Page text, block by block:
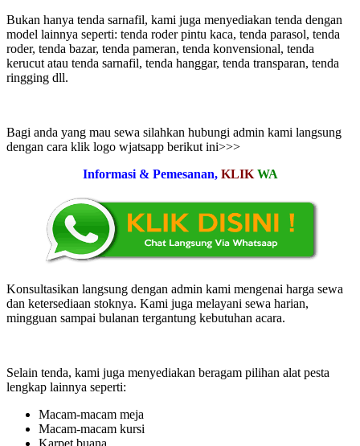
Bukan hanya tenda sarnafil, kami juga menyediakan tenda dengan
model lainnya seperti: tenda roder pintu kaca, tenda parasol, tenda
roder, tenda bazar, tenda pameran, tenda konvensional, tenda
kerucut atau tenda sarnafil, tenda hanggar, tenda transparan, tenda
ringging dll.
Bagi anda yang mau sewa silahkan hubungi admin kami langsung
dengan cara klik logo wjatsapp berikut ini>>>
Informasi & Pemesanan, KLIK WA
Konsultasikan langsung dengan admin kami mengenai harga sewa
dan ketersediaan stoknya. Kami juga melayani sewa harian,
mingguan sampai bulanan tergantung kebutuhan acara.
Selain tenda, kami juga menyediakan beragam pilihan alat pesta
lengkap lainnya seperti:
Macam-macam meja
Macam-macam kursi
Karpet buana